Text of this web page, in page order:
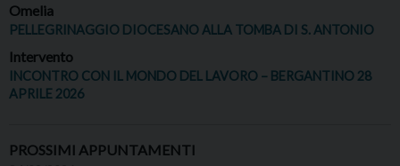
Omelia
PELLEGRINAGGIO DIOCESANO ALLA TOMBA DI S. ANTONIO
Intervento
INCONTRO CON IL MONDO DEL LAVORO – BERGANTINO 28
APRILE 2026
PROSSIMI APPUNTAMENTI